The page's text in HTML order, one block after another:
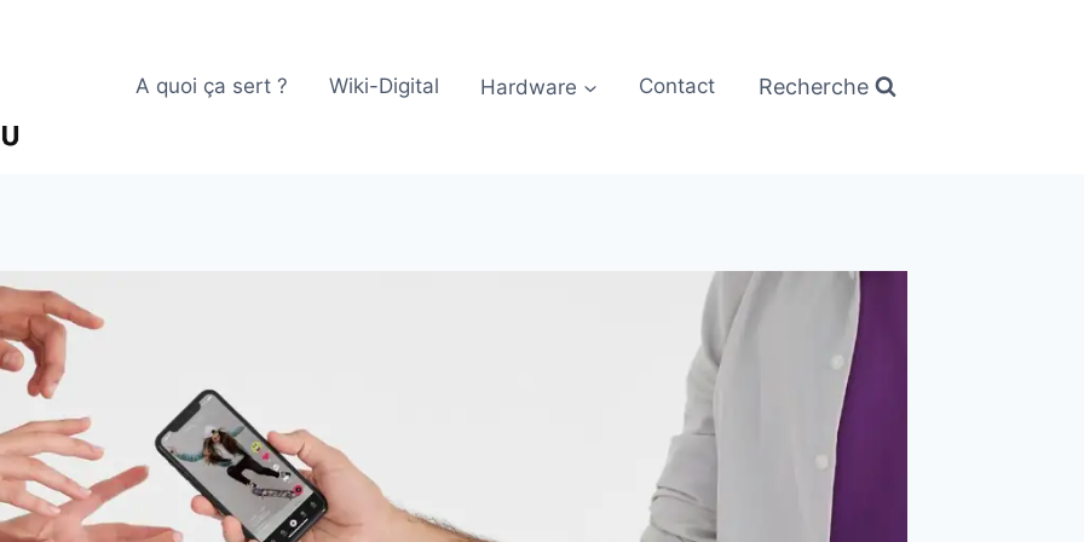
A quoi ça sert ? Wiki-Digital Hardware Contact Recherche